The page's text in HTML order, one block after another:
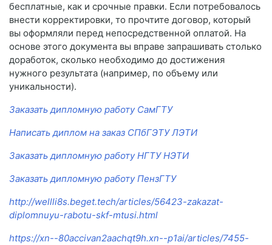
бесплатные, как и срочные правки. Если потребовалось
внести корректировки, то прочтите договор, который
вы оформляли перед непосредственной оплатой. На
основе этого документа вы вправе запрашивать столько
доработок, сколько необходимо до достижения
нужного результата (например, по объему или
уникальности).
Заказать дипломную работу СамГТУ
Написать диплом на заказ СПбГЭТУ ЛЭТИ
Заказать дипломную работу НГТУ НЭТИ
Заказать дипломную работу ПензГТУ
http://wellli8s.beget.tech/articles/56423-zakazat-
diplomnuyu-rabotu-skf-mtusi.html
https://xn--80accivan2aachqt9h.xn--p1ai/articles/7455-